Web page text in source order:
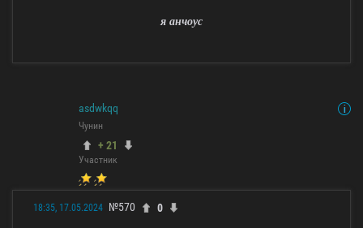
я анчоус
asdwkqq
Чунин
+ 21
Участник
18:35, 17.05.2024 №570 0